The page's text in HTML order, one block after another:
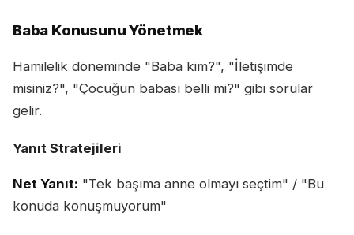
Baba Konusunu Yönetmek
Hamilelik döneminde "Baba kim?", "İletişimde
misiniz?", "Çocuğun babası belli mi?" gibi sorular
gelir.
Yanıt Stratejileri
Net Yanıt: "Tek başıma anne olmayı seçtim" / "Bu
konuda konuşmuyorum"